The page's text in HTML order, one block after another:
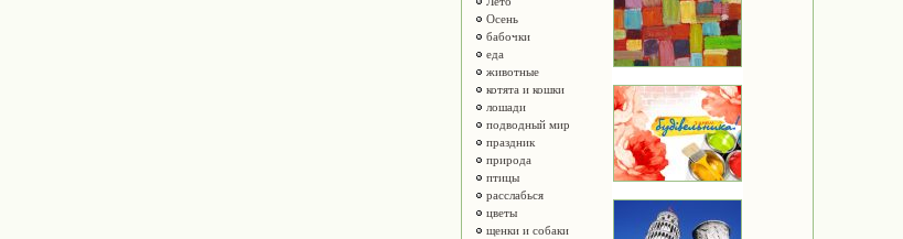
Осень
бабочки
еда
животные
котята и кошки
лошади
подводный мир
праздник
природа
птицы
расслабься
цветы
щенки и собаки